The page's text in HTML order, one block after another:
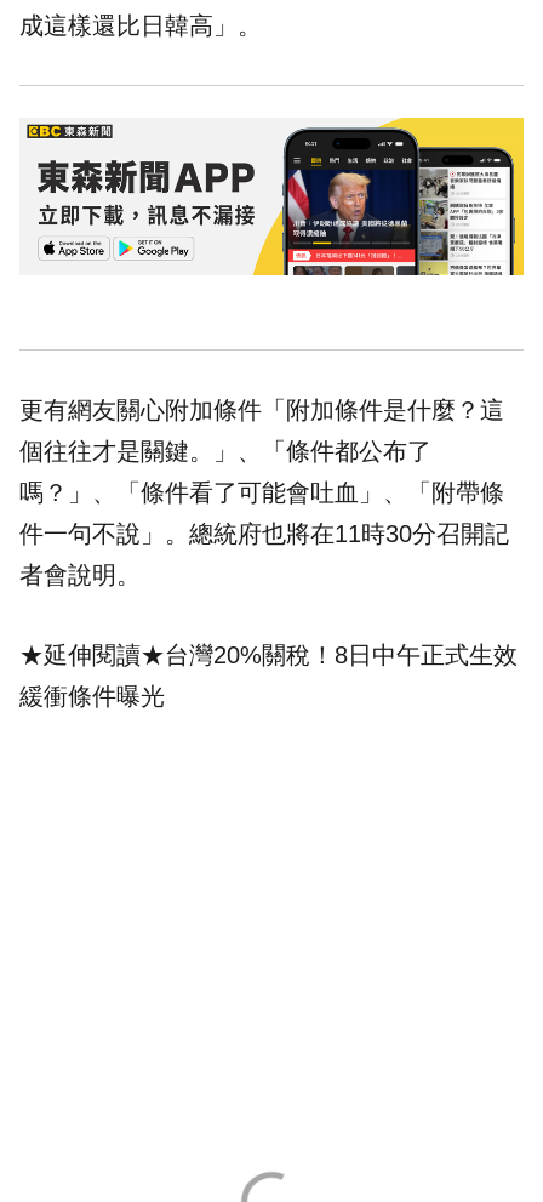
成這樣還比日韓高」。
更有網友關心附加條件「附加條件是什麼？這
個往往才是關鍵。」、「條件都公布了
嗎？」、「條件看了可能會吐血」、「附帶條
件一句不說」。總統府也將在11時30分召開記
者會說明。
★延伸閱讀★台灣20%關稅！8日中午正式生效
緩衝條件曝光